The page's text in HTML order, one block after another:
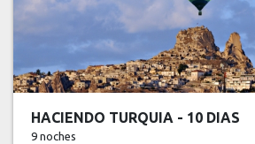
HACIENDO TURQUIA - 10 DIAS
9 noches